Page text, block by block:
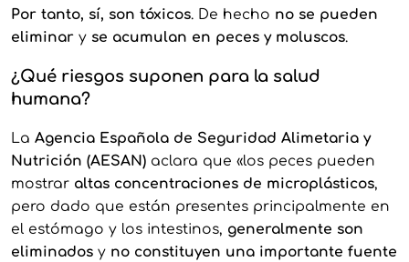
Por tanto, sí, son tóxicos. De hecho no se pueden
eliminary se acumulan en peces y moluscos.
¿Qué riesgos suponen para la salud
humana?
La Agencia Española de Seguridad Alimetaria y
Nutrición (AESAN)aclara que «los peces pueden
mostrar altas concentraciones de microplásticos,
pero dado que están presentes principalmente en
el estómago y los intestinos, generalmente son
eliminadosy no constituyen una importante fuente